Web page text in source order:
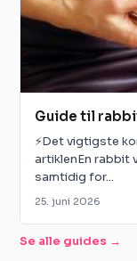
Guide til
⚡Det vigtigste
artiklenEn rabbit
samtidig for...
25. juni 2026
Se alle guides →